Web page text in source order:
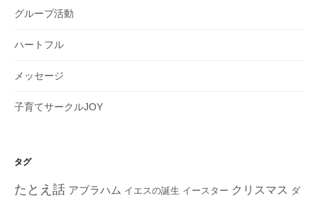
グループ活動
ハートフル
メッセージ
子育てサークルJOY
タグ
たとえ話 アブラハム イエスの誕生 イースター クリスマス ダ